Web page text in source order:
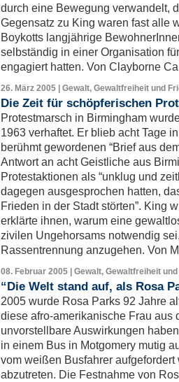
durch eine Bewegung verwandelt,
Gegensatz zu King waren fast alle
Boykotts langjährige
selbständig in einer Organisation
engagiert hatten. Von Clayborne
26. März 2005 | Gewalt, Gewaltfreiheit und
Die Zeit für schöpferischen
Protestmarsch in Birmingham
1963 verhaftet. Er blieb acht Tage
berühmt gewordenen “Brief aus
Antwort an acht Geistliche aus
Protestaktionen als “unklug und
dagegen ausgesprochen hatten,
Frieden in der Stadt störten”. King
erklärte ihnen, warum eine
zivilen Ungehorsams notwendig
Rassentrennung anzugehen. Von
08. Februar 2005 | Gewalt, Gewaltfreiheit
“Die Welt stand auf, als Rosa
2005 wurde Rosa Parks 92 Jahre
diese afro-amerikanische Frau aus
unvorstellbare Auswirkungen
in einem Bus in Motgomery mutig
vom weißen Busfahrer
abzutreten. Die Festnahme von